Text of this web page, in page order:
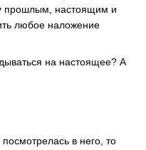
прошлым, настоящим и
любое наложение
на настоящее? А
в него, то